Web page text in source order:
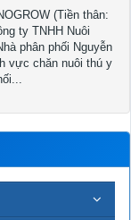
(Tiền thân:
ty TNHH Nuôi
phân phối Nguyễn
vực chăn nuôi thú y